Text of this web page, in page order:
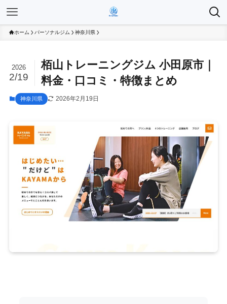
ホーム パーソナルジム 神奈川県
栢山トレーニングジム 小田原市｜
料金・口コミ・特徴まとめ
2026
2/19
神奈川県 2026年2月19日